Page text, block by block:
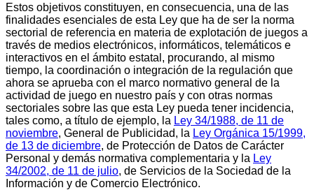
Estos objetivos constituyen, en consecuencia, una de las
finalidades esenciales de esta Ley que ha de ser la norma
sectorial de referencia en materia de explotación de juegos a
través de medios electrónicos, informáticos, telemáticos e
interactivos en el ámbito estatal, procurando, al mismo
tiempo, la coordinación o integración de la regulación que
ahora se aprueba con el marco normativo general de la
actividad de juego en nuestro país y con otras normas
sectoriales sobre las que esta Ley pueda tener incidencia,
tales como, a título de ejemplo, la Ley 34/1988, de 11 de
noviembre, General de Publicidad, la Ley Orgánica 15/1999,
de 13 de diciembre, de Protección de Datos de Carácter
Personal y demás normativa complementaria y la Ley
34/2002, de 11 de julio, de Servicios de la Sociedad de la
Información y de Comercio Electrónico.